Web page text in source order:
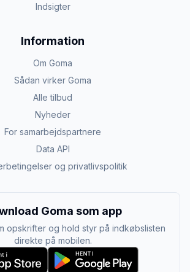
Indsigter
Information
Om Goma
Sådan virker Goma
Alle tilbud
Nyheder
For samarbejdspartnere
Data API
og privatlivspolitik
Goma som app
opskrifter og hold styr på indkøbslisten
direkte på mobilen.